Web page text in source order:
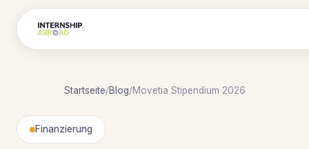
Startseite/Blog/Movetia Stipendium 2026
Finanzierung